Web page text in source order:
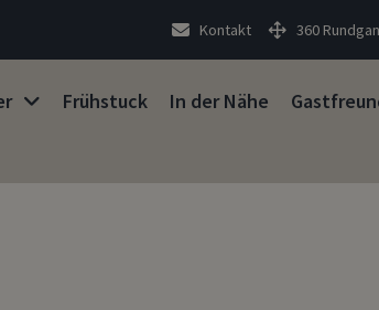
Kontakt 360
Frühstuck In der Nähe